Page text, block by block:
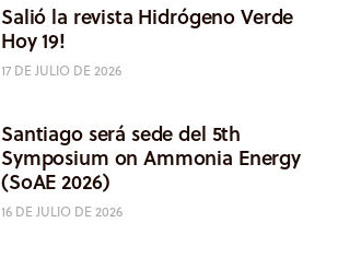
Salió la revista Hidrógeno Verde
Hoy 19!
17 DE JULIO DE 2026
Santiago será sede del 5th
Symposium on Ammonia Energy
(SoAE 2026)
16 DE JULIO DE 2026